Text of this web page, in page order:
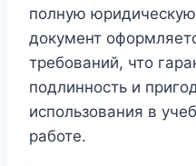
полную
документ
требований, что
подлинность и
использования в
работе.